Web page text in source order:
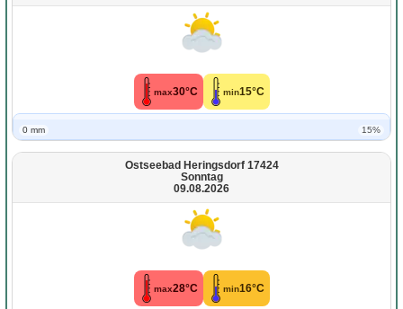
max30°C min15°C
0 mm 15%
Ostseebad Heringsdorf 17424
Sonntag
09.08.2026
max28°C min16°C